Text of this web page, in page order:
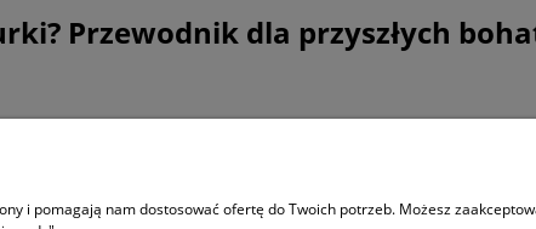
Przewodnik dla przyszłych
i pomagają nam dostosować ofertę do Twoich potrzeb. Możesz